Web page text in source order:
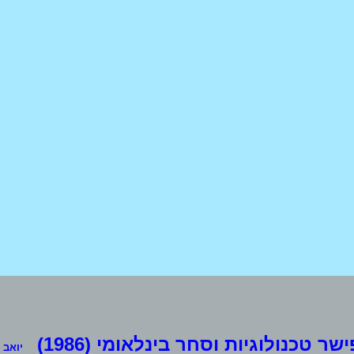
טכנולוגיות וסחר בינלאומי (1986) יואב שחם 3ב, ת.ד.